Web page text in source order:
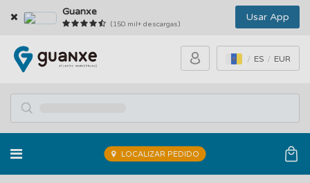
Guanxe
(150 mil+ descargas)
Usar App
ES EUR
LOCALIZAR PEDIDO